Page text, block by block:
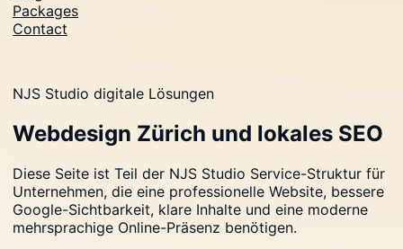
Packages
Contact
NJS Studio digitale Lösungen
Webdesign Zürich und lokales SEO
Diese Seite ist Teil der NJS Studio Service-Struktur für
Unternehmen, die eine professionelle Website, bessere
Google-Sichtbarkeit, klare Inhalte und eine moderne
mehrsprachige Online-Präsenz benötigen.